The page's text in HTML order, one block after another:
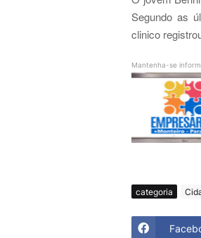
Segundo as
clinico
Mantenha-se
categoria